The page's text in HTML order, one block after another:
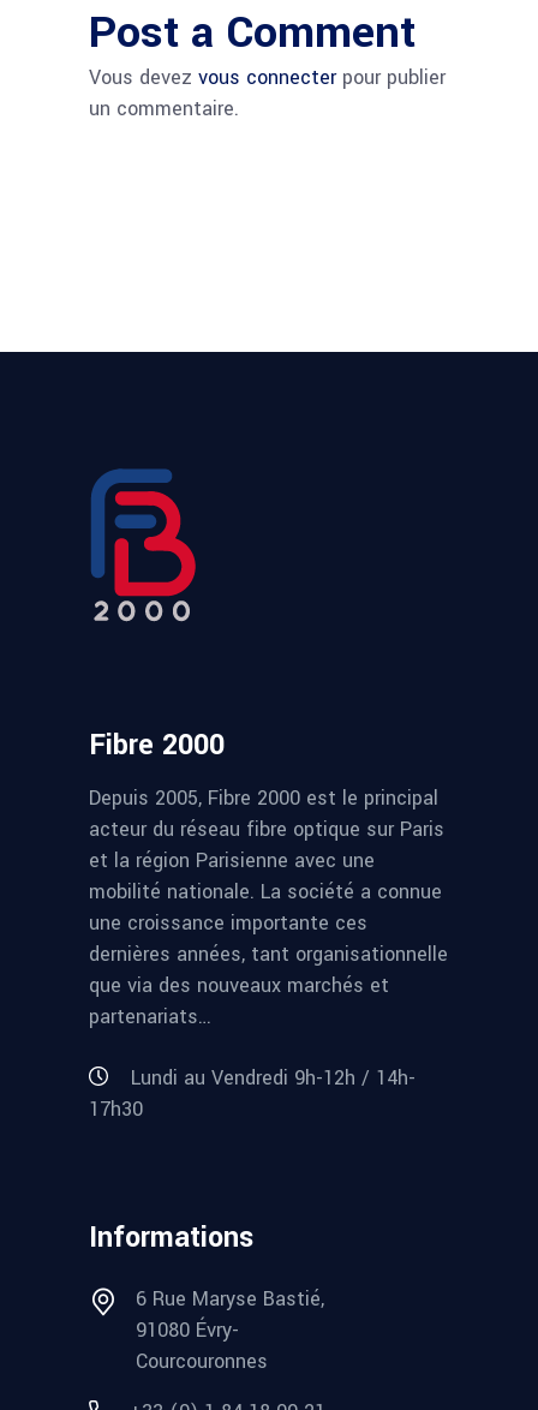
Post a Comment
Vous devez vous connecterpour publier
un commentaire.
Fibre 2000
Depuis 2005, Fibre 2000 est le principal
acteur du réseau fibre optique sur Paris
et la région Parisienne avec une
mobilité nationale. La société a connue
une croissance importante ces
dernières années, tant organisationnelle
que via des nouveaux marchés et
partenariats…
Lundi au Vendredi 9h-12h / 14h-
17h30
Informations
6 Rue Maryse Bastié,
91080 Évry-
Courcouronnes